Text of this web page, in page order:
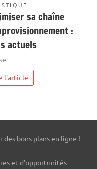
sa chaîne
:
actuels
l'article
des bons plans en ligne !
et d’opportunités